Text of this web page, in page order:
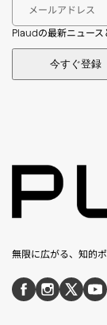
メールアドレス
今すぐ登録
Plaudの最新ニュース
無限に広がる、知的